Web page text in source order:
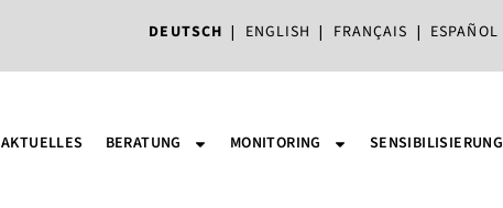
DEUTSCH | ENGLISH | FRANÇAIS | ESPAÑOL
AKTUELLES BERATUNG MONITORING SENSIBILISIERUNG